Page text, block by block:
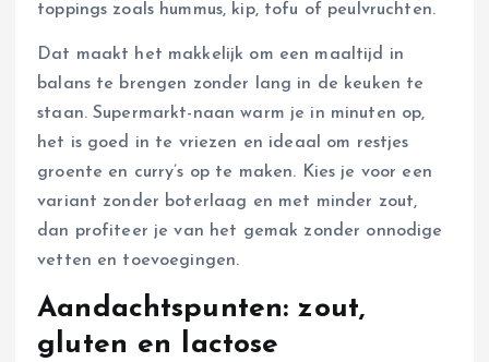
toppings zoals hummus, kip, tofu of peulvruchten.
Dat maakt het makkelijk om een maaltijd in
balans te brengen zonder lang in de keuken te
staan. Supermarkt-naan warm je in minuten op,
het is goed in te vriezen en ideaal om restjes
groente en curry’s op te maken. Kies je voor een
variant zonder boterlaag en met minder zout,
dan profiteer je van het gemak zonder onnodige
vetten en toevoegingen.
Aandachtspunten: zout,
gluten en lactose